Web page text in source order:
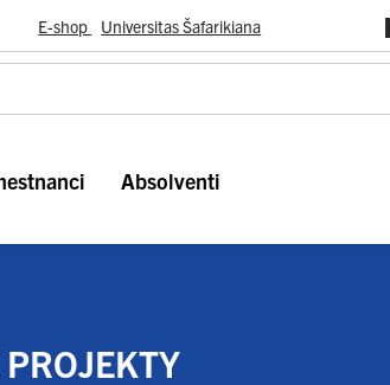
E-shop Universitas Šafarikiana
Absolventi